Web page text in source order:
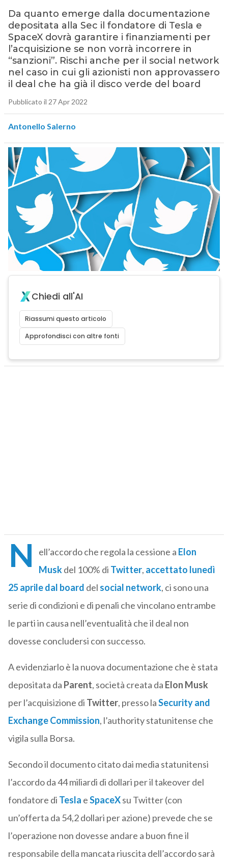
Da quanto emerge dalla documentazione
depositata alla Sec il fondatore di Tesla e
SpaceX dovrà garantire i finanziamenti per
l’acquisizione se non vorrà incorrere in
“sanzioni”. Rischi anche per il social network
nel caso in cui gli azionisti non approvassero
il deal che ha già il disco verde del board
Pubblicato il 27 Apr 2022
Antonello Salerno
Chiedi all'AI
Riassumi questo articolo
Approfondisci con altre fonti
N ell’accordo che regola la cessione a Elon
Muskdel 100% di Twitter, accettato lunedì
25 aprile dal board del social network, ci sono una
serie di condizioni e di penali che vincolano entrambe
le parti in causa nell’eventualità che il deal non
dovesse concludersi con successo.
A evidenziarlo è la nuova documentazione che è stata
depositata da Parent, società creata da Elon Musk
per l’acquisizione di Twitter, presso laSecurity and
Exchange Commission, l’authority statunitense che
vigila sulla Borsa.
Secondo il documento citato dai media statunitensi
l’accordo da 44 miliardi di dollari per il takeover del
fondatore di Tesla eSpaceXsu Twitter (con
un’offerta da 54,2 dollari per azione) prevede che se
l’operazione non dovesse andare a buon fine il
responsabile della mancata riuscita dell’accordo sarà